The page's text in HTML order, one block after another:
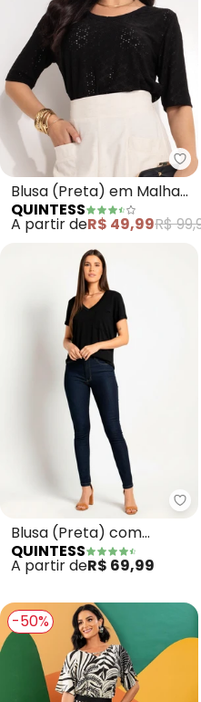
Blusa (Preta) em Malha
Laise
QUINTESS
A partir deR$ 49,99R$
Blusa (Preta) com
Decote V e Bolso Frontal
QUINTESS
A partir deR$ 69,99
-50%